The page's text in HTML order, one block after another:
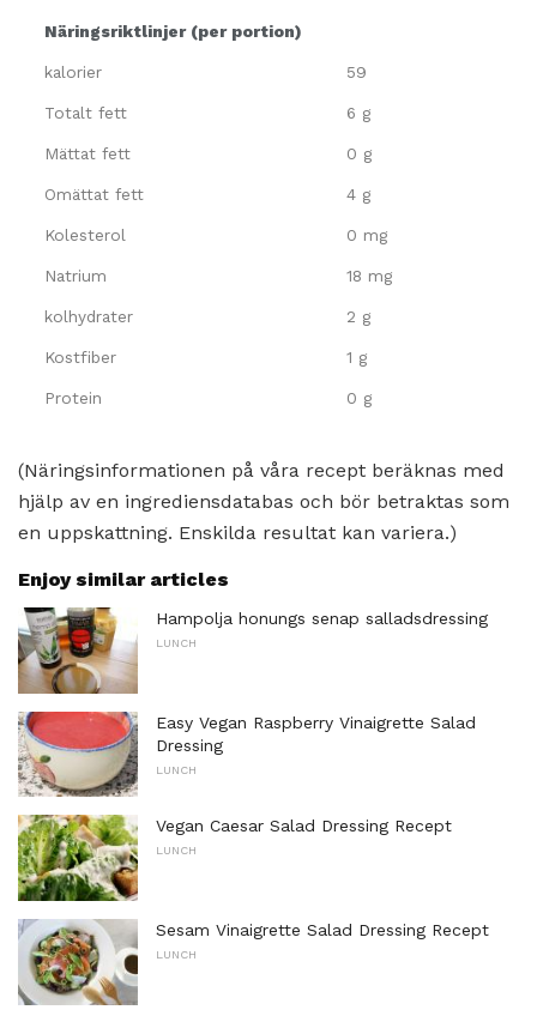
Näringsriktlinjer (per portion)
kalorier 59
Totalt fett 6 g
Mättat fett 0 g
Omättat fett 4 g
Kolesterol 0 mg
Natrium 18 mg
kolhydrater 2 g
Kostfiber 1 g
Protein 0 g
(Näringsinformationen på våra recept beräknas med
hjälp av en ingrediensdatabas och bör betraktas som
en uppskattning. Enskilda resultat kan variera.)
Enjoy similar articles
Hampolja honungs senap salladsdressing
LUNCH
Easy Vegan Raspberry Vinaigrette Salad
Dressing
LUNCH
Vegan Caesar Salad Dressing Recept
LUNCH
Sesam Vinaigrette Salad Dressing Recept
LUNCH